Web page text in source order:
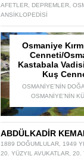
AFETLER, DEPREMLER,
ANSIKLOPEDISI
Osmaniye
Cenneti/
Kastabala Vadisi
Kuş
OSMANIYE’NIN
OSMANIYE’NIN
ABDÜLKADİR
1889 DOĞUMLULAR, 1949
20. YÜZYIL AVUKATLAR, 20.